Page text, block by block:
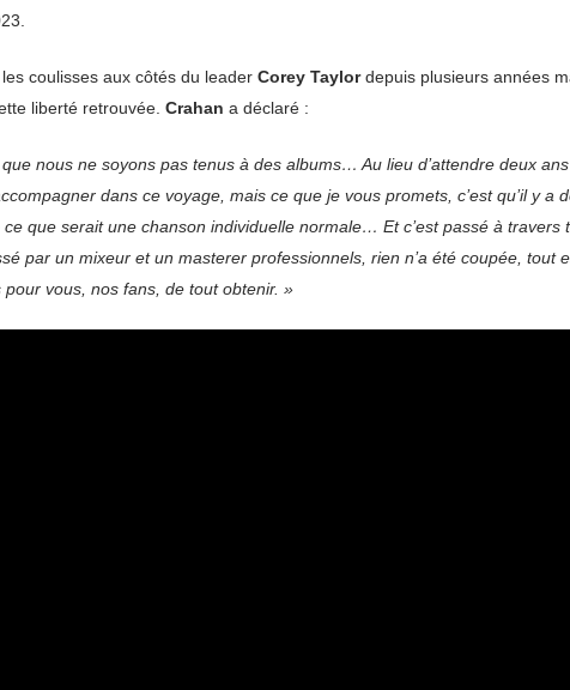
coulisses aux côtés du leader Corey Taylordepuis plusieurs années
liberté retrouvée. Crahan a déclaré :
nous ne soyons pas tenus à des albums… Au lieu d’attendre deux
dans ce voyage, mais ce que je vous promets, c’est qu’il y a
que serait une chanson individuelle normale… Et c’est passé à travers
par un mixeur et un masterer professionnels, rien n’a été coupée, tout
vous, nos fans, de tout obtenir. »